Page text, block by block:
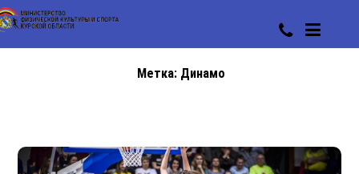
Метка: Динамо